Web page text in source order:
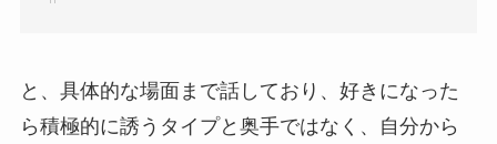
と、具体的な場面まで話しており、好きになった
ら積極的に誘うタイプと奥手ではなく、自分から